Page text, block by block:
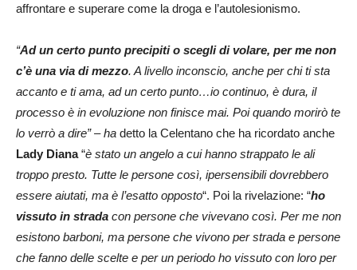
affrontare e superare come la droga e l’autolesionismo.
“Ad un certo punto precipiti o scegli di volare, per me non
c’è una via di mezzo. A livello inconscio, anche per chi ti sta
accanto e ti ama, ad un certo punto…io continuo, è dura, il
processo è in evoluzione non finisce mai. Poi quando morirò te
lo verrò a dire” – ha detto la Celentano che ha ricordato anche
Lady Diana“è stato un angelo a cui hanno strappato le ali
troppo presto. Tutte le persone così, ipersensibili dovrebbero
essere aiutati, ma è l’esatto opposto“. Poi la rivelazione: “ho
vissuto in strada con persone che vivevano così. Per me non
esistono barboni, ma persone che vivono per strada e persone
che fanno delle scelte e per un periodo ho vissuto con loro per